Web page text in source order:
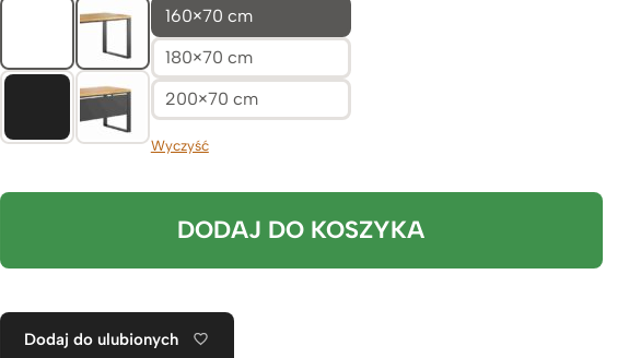
160×70 cm
180×70 cm
200×70 cm
Wyczyść
DODAJ DO KOSZYKA
Dodaj do ulubionych